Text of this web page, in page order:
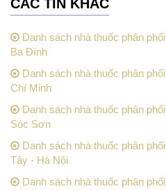
CÁC TIN KHÁC
Danh sách nhà thuốc phân
Ba Đình
Danh sách nhà thuốc phân
Chí Minh
Danh sách nhà thuốc phân
Sóc Sơn
Danh sách nhà thuốc phân
Tây - Hà Nội
Danh sách nhà thuốc phân